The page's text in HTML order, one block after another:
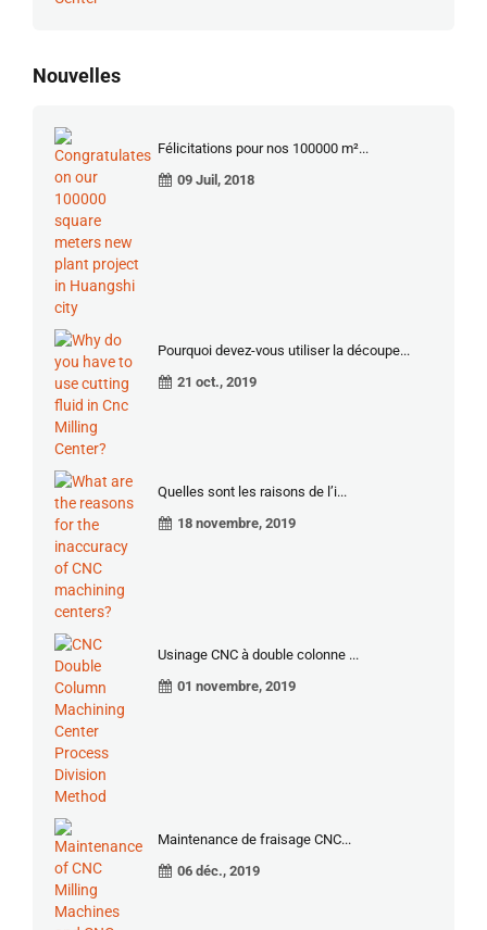
Nouvelles
Félicitations pour nos 100000 m²...
09 Juil, 2018
Pourquoi devez-vous utiliser la découpe...
21 oct., 2019
Quelles sont les raisons de l’i...
18 novembre, 2019
Usinage CNC à double colonne ...
01 novembre, 2019
Maintenance de fraisage CNC...
06 déc., 2019